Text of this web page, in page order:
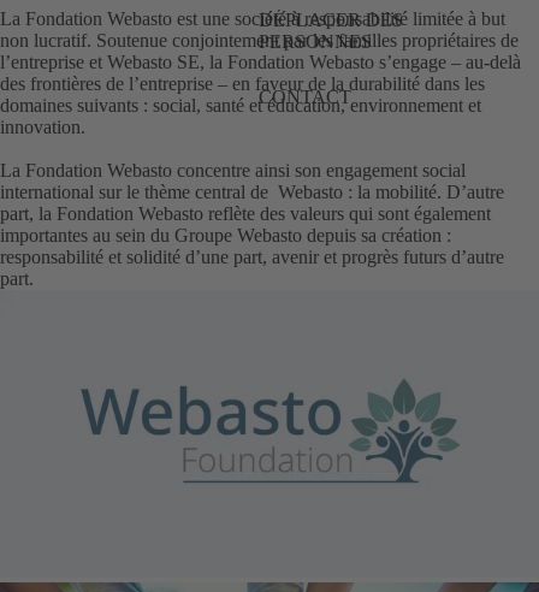
DÉPLACER DES
PERSONNES
CONTACT
La Fondation Webasto est une société à responsabilité limitée à but
non lucratif. Soutenue conjointement par les familles propriétaires de
l’entreprise et Webasto SE, la Fondation Webasto s’engage – au-delà
des frontières de l’entreprise – en faveur de la durabilité dans les
domaines suivants : social, santé et éducation, environnement et
innovation.
La Fondation Webasto concentre ainsi son engagement social
international sur le thème central de Webasto : la mobilité. D’autre
part, la Fondation Webasto reflète des valeurs qui sont également
importantes au sein du Groupe Webasto depuis sa création :
responsabilité et solidité d’une part, avenir et progrès futurs d’autre
part.